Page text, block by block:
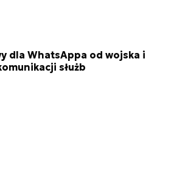
dla WhatsAppa od wojska i
służb